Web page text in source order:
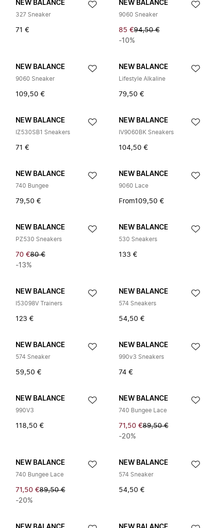
NEW BALANCE
327 Sneaker
71 €
NEW BALANCE
9060 Sneaker
85 €94,50 €
-10%
NEW BALANCE
9060 Sneaker
109,50 €
NEW BALANCE
Lifestyle Alkaline
79,50 €
NEW BALANCE
IZ530SB1 Sneakers
71 €
NEW BALANCE
IV9060BK Sneakers
104,50 €
NEW BALANCE
740 Bungee
79,50 €
NEW BALANCE
9060 Lace
From109,50 €
NEW BALANCE
PZ530 Sneakers
70 €80 €
-13%
NEW BALANCE
530 Sneakers
133 €
NEW BALANCE
I53098V Trainers
123 €
NEW BALANCE
574 Sneakers
54,50 €
NEW BALANCE
574 Sneaker
59,50 €
NEW BALANCE
990v3 Sneakers
74 €
NEW BALANCE
990V3
118,50 €
NEW BALANCE
740 Bungee Lace
71,50 €89,50 €
-20%
NEW BALANCE
740 Bungee Lace
71,50 €89,50 €
-20%
NEW BALANCE
574 Sneaker
54,50 €